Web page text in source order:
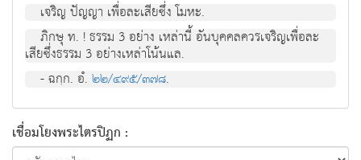
เจริญ ปัญญา เพื่อละเสียซึ่ง โมหะ.
ภิกษุ ท. ! ธรรม 3 อย่าง เหล่านี้ อันบุคคลควรเจริญเพื่อละ
เสียซึ่งธรรม 3 อย่างเหล่าโน้นแล.
- ฉกฺก. อํ.๒๒/๔๙๕/๓๗๘.
เชื่อมโยงพระไตรปิฏก :